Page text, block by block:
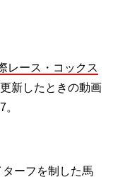
レース・コックス
新したときの動画
ーフを制した馬